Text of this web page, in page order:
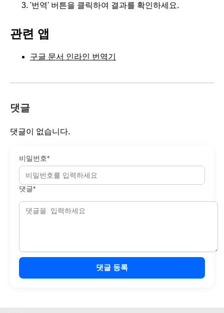
'번역' 버튼을 클릭하여 결과를 확인하세요.
관련 앱
구글 문서 인라인 번역기
댓글
댓글이 없습니다.
비밀번호*
댓글*
댓글 등록